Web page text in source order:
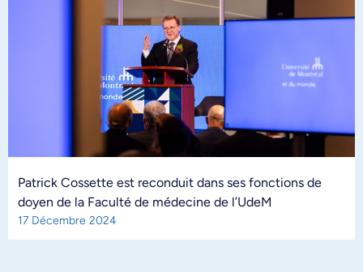
Patrick Cossette est reconduit dans ses fonctions de
doyen de la Faculté de médecine de l’UdeM
17 Décembre 2024